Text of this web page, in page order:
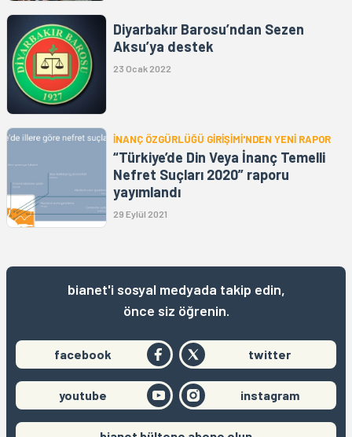
Diyarbakır Barosu’ndan Sezen
Aksu’ya destek
23 Ocak 2022
İNANÇ ÖZGÜRLÜĞÜ GİRİŞİMİ'NDEN YENİ RAPOR
“Türkiye’de Din Veya İnanç Temelli
Nefret Suçları 2020” raporu
yayımlandı
29 Eylül 2021
bianet'i sosyal medyada takip edin,
önce siz öğrenin.
facebook twitter
youtube instagram